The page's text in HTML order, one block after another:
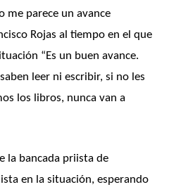
me parece un avance
Rojas al tiempo en el que
“Es un buen avance.
leer ni escribir, si no les
los libros, nunca van a
la bancada priista de
en la situación, esperando